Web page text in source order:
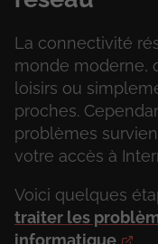
La connectivité
monde moderne,
loisirs ou
proches.
problèmes
votre accès à
Voici quelques
traiter les
informatique